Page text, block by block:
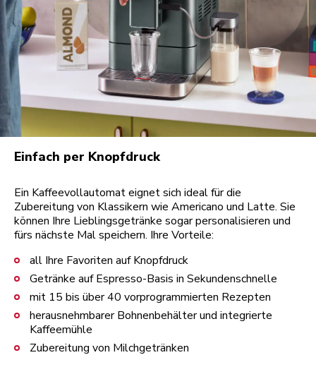
Einfach per Knopfdruck
Ein Kaffeevollautomat eignet sich ideal für die
Zubereitung von Klassikern wie Americano und Latte. Sie
können Ihre Lieblingsgetränke sogar personalisieren und
fürs nächste Mal speichern. Ihre Vorteile:
all Ihre Favoriten auf Knopfdruck
Getränke auf Espresso-Basis in Sekundenschnelle
mit 15 bis über 40 vorprogrammierten Rezepten
herausnehmbarer Bohnenbehälter und integrierte
Kaffeemühle
Zubereitung von Milchgetränken